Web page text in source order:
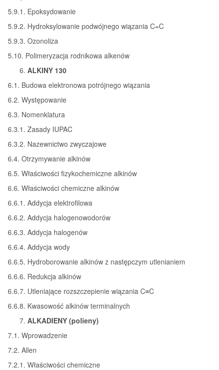
5.9.1. Epoksydowanie
5.9.2. Hydroksylowanie podwójnego wiązania C=C
5.9.3. Ozonoliza
5.10. Polimeryzacja rodnikowa alkenów
ALKINY 130
6.1. Budowa elektronowa potrójnego wiązania
6.2. Występowanie
6.3. Nomenklatura
6.3.1. Zasady IUPAC
6.3.2. Nazewnictwo zwyczajowe
6.4. Otrzymywanie alkinów
6.5. Właściwości fizykochemiczne alkinów
6.6. Właściwości chemiczne alkinów
6.6.1. Addycja elektrofilowa
6.6.2. Addycja halogenowodorów
6.6.3. Addycja halogenów
6.6.4. Addycja wody
6.6.5. Hydroborowanie alkinów z następczym utlenianiem
6.6.6. Redukcja alkinów
6.6.7. Utleniające rozszczepienie wiązania C≡C
6.6.8. Kwasowość alkinów terminalnych
ALKADIENY (polieny)
7.1. Wprowadzenie
7.2. Allen
7.2.1. Właściwości chemiczne